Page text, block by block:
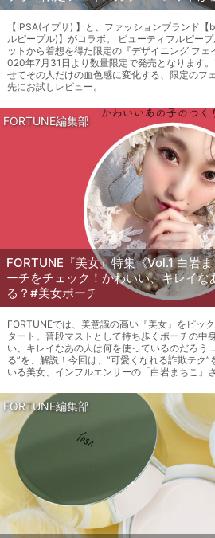
【IPSA(イプサ) 】と、ファッションブランド
ルピープル)】がコラボ。 ビューティフルピー
ットから着想を得た限定の『デザイニング フ
020年7月31日より数量限定で発売となります
せてその人だけの血色感に変化する、限定のフ
先にお試しレビュー。
FORTUNE編集部
FORTUNE『美女』特集《Vol.1 白岩
ーチをチェック！かわいい、キレイな
る？#美女ポーチ
FORTUNEでは、美意識の高い『美女』をピッ
タート。普段マストとして持ち歩くポーチの
い、キレイなあの人は何を使っているのだろう
る”を、解説！今回は、“可愛くなれる詐欺テク
いる美女、インフルエンサーの「白岩まちこ」
FORTUNE編集部